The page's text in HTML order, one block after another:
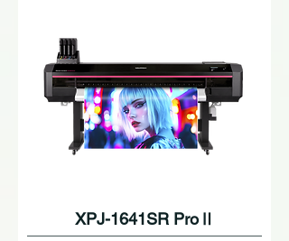
XPJ-1641SR ProⅡ